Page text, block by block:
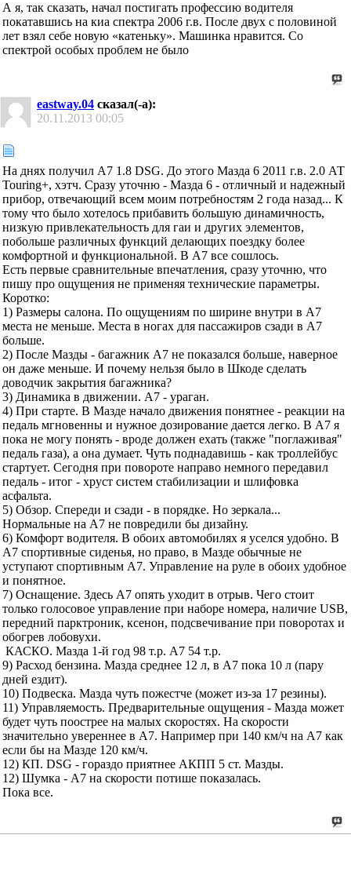
А я, так сказать, начал постигать профессию водителя
покатавшись на киа спектра 2006 г.в. После двух с половиной
лет взял себе новую «катеньку». Машинка нравится. Со
спектрой особых проблем не было
eastway.04 сказал(-а):
20.11.2013 00:05
На днях получил А7 1.8 DSG. До этого Мазда 6 2011 г.в. 2.0 АТ
Touring+, хэтч. Сразу уточню - Мазда 6 - отличный и надежный
прибор, отвечающий всем моим потребностям 2 года назад... К
тому что было хотелось прибавить большую динамичность,
низкую привлекательность для гаи и других элементов,
побольше различных функций делающих поездку более
комфортной и функциональной. В А7 все сошлось.
Есть первые сравнительные впечатления, сразу уточню, что
пишу про ощущения не применяя технические параметры.
Коротко:
1) Размеры салона. По ощущениям по ширине внутри в А7
места не меньше. Места в ногах для пассажиров сзади в А7
больше.
2) После Мазды - багажник А7 не показался больше, наверное
он даже меньше. И почему нельзя было в Шкоде сделать
доводчик закрытия багажника?
3) Динамика в движении. А7 - ураган.
4) При старте. В Мазде начало движения понятнее - реакции на
педаль мгновенны и нужное дозирование дается легко. В А7 я
пока не могу понять - вроде должен ехать (также "поглаживая"
педаль газа), а она думает. Чуть поднадавишь - как троллейбус
стартует. Сегодня при повороте направо немного передавил
педаль - итог - хруст систем стабилизации и шлифовка
асфальта.
5) Обзор. Спереди и сзади - в порядке. Но зеркала...
Нормальные на А7 не повредили бы дизайну.
6) Комфорт водителя. В обоих автомобилях я уселся удобно. В
А7 спортивные сиденья, но право, в Мазде обычные не
уступают спортивным А7. Управление на руле в обоих удобное
и понятное.
7) Оснащение. Здесь А7 опять уходит в отрыв. Чего стоит
только голосовое управление при наборе номера, наличие USB,
передний парктроник, ксенон, подсвечивание при поворотах и
обогрев лобовухи.
КАСКО. Мазда 1-й год 98 т.р. А7 54 т.р.
9) Расход бензина. Мазда среднее 12 л, в А7 пока 10 л (пару
дней ездит).
10) Подвеска. Мазда чуть пожестче (может из-за 17 резины).
11) Управляемость. Предварительные ощущения - Мазда может
будет чуть поострее на малых скоростях. На скорости
значительно увереннее в А7. Например при 140 км/ч на А7 как
если бы на Мазде 120 км/ч.
12) КП. DSG - гораздо приятнее АКПП 5 ст. Мазды.
12) Шумка - А7 на скорости потише показалась.
Пока все.